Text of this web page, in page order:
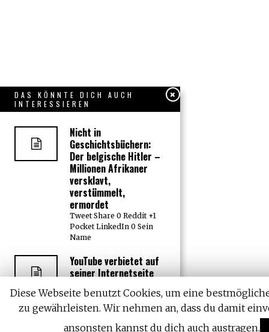
Diese Webseite benutzt Cookies, um eine
zu gewährleisten. Wir nehmen an, dass du damit
ansonsten kannst du dich auch austragen.
DAS KÖNNTE DICH AUCH
INTERESSIEREN
Nicht in
Geschichtsbüchern:
Der belgische Hitler –
Millionen Afrikaner
versklavt,
verstümmelt,
ermordet
Tweet Share 0 Reddit +1
Pocket LinkedIn 0 Sein
Name
YouTube verbietet auf
seiner Internetseite
politische Beiträge,
aber keine pädophilen
Inhalte